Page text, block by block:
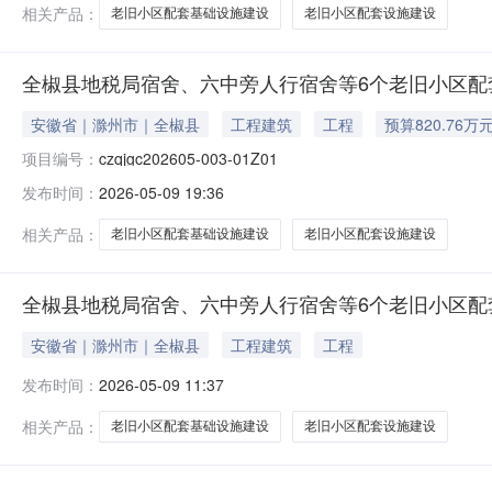
相关产品：
老旧小区配套基础设施建设 老旧小区配套设施建设
全椒县地税局宿舍、六中旁人行宿舍等6个老旧小区
安徽省｜滁州市｜全椒县 工程建筑 工程
预算820.76万
项目编号： czqjgc202605-003-01Z01
发布时间： 2026-05-09 19:36
相关产品：
老旧小区配套基础设施建设 老旧小区配套设施建设
全椒县地税局宿舍、六中旁人行宿舍等6个老旧小区
安徽省｜滁州市｜全椒县 工程建筑
工程
发布时间： 2026-05-09 11:37
相关产品：
老旧小区配套基础设施建设 老旧小区配套设施建设